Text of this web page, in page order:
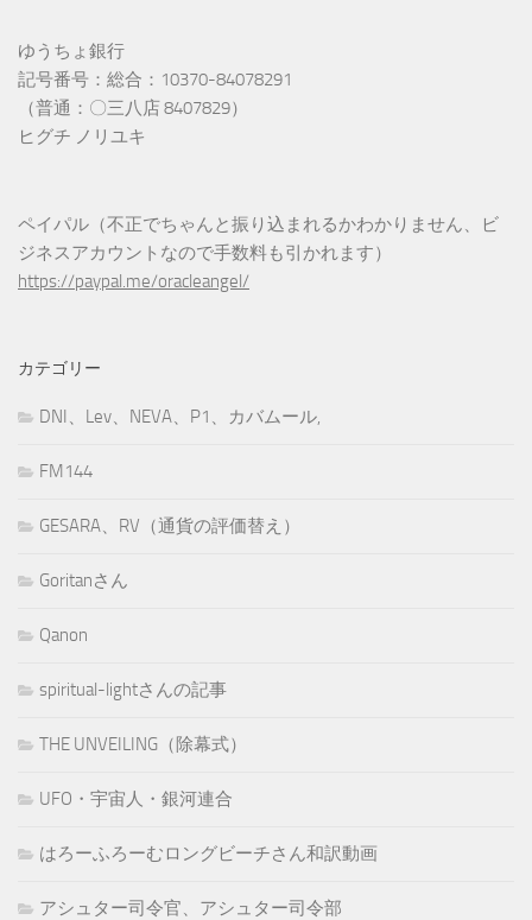
ゆうちょ銀行
記号番号：総合：10370-84078291
（普通：〇三八店 8407829）
ヒグチ ノリユキ
ペイパル（不正でちゃんと振り込まれるかわかりません、ビ
ジネスアカウントなので手数料も引かれます）
https://paypal.me/oracleangel/
カテゴリー
DNI、Lev、NEVA、P1、カバムール,
FM144
GESARA、RV（通貨の評価替え）
Goritanさん
Qanon
spiritual-lightさんの記事
THE UNVEILING（除幕式）
UFO・宇宙人・銀河連合
はろーふろーむロングビーチさん和訳動画
アシュター司令官、アシュター司令部